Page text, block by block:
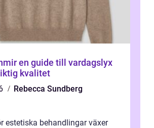
kvalitet
Rebecca Sundberg
estetiska behandlingar växer